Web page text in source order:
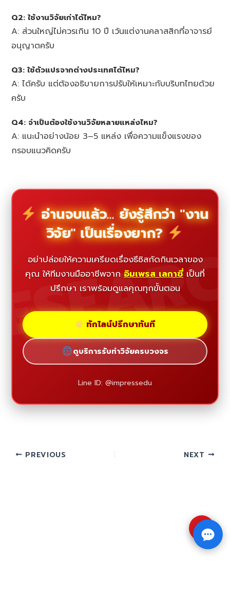
Q2: ใช้งานวิจัยเก่าได้ไหม?
A: ส่วนใหญ่ไม่ควรเกิน 10 ปี เว้นแต่งานคลาสสิกที่อาจารย์
อนุญาตครับ
Q3: ใช้ตัวแปรจากต่างประเทศได้ไหม?
A: ได้ครับ แต่ต้องอธิบายการปรับให้เหมาะกับบริบทไทยด้วย
ครับ
Q4: จำเป็นต้องใช้งานวิจัยหลายแหล่งไหม?
A: แนะนำอย่างน้อย 3–5 แหล่ง เพื่อความแข็งแรงของ
กรอบแนวคิดครับ
อ่านจบแล้ว... ยังรู้สึกว่า "งาน
วิจัย" เป็นเรื่องยาก?
อย่าปล่อยให้ความเครียดเรื่องธีซิสกัดกินเวลาของ
คุณ ให้ทีมงานมืออาชีพจาก อิมเพรส เลกาซี่ เป็นที่
ปรึกษา เราพร้อมดูแลคุณทุกขั้นตอน
ทักไลน์ปรึกษาทันที
ดูบริการรับทำวิจัยครบวงจร
Line ID: @impressedu
PREVIOUS NEXT
⇧